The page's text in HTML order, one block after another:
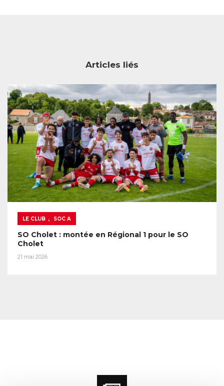
Articles liés
LE CLUB , SOC A
SO Cholet : montée en Régional 1 pour le SO
Cholet
21 mai 2026